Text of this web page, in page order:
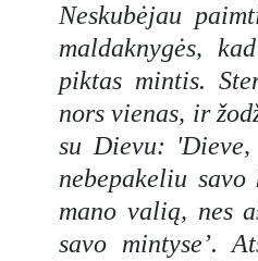
Neskubėjau
maldaknygės,
piktas mintis.
nors vienas, ir
su Dievu:
nebepakeliu
mano valią, nes
savo mintyse’.